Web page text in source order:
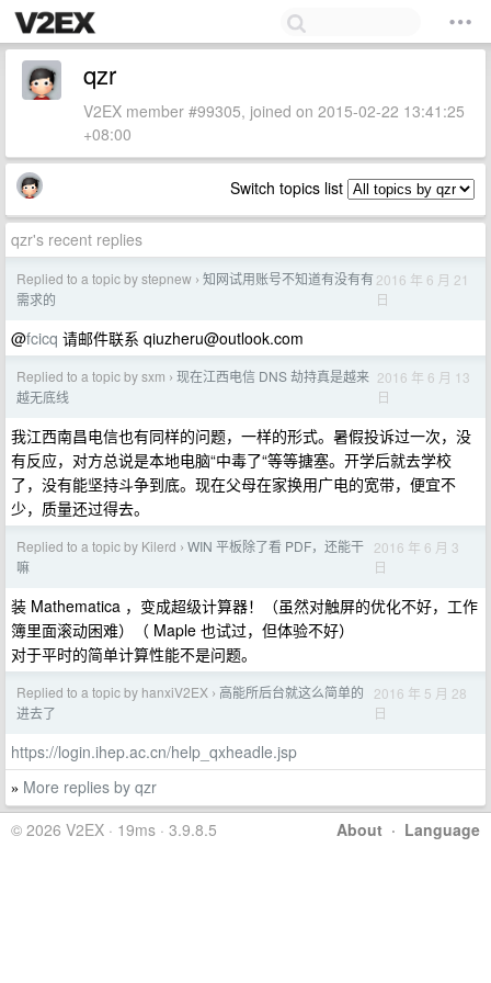
qzr
V2EX member #99305, joined on 2015-02-22 13:41:25
+08:00
Switch topics list
qzr's recent replies
Replied to a topic by stepnew › 知网试用账号不知道有没有有
需求的
2016 年 6 月 21
日
@fcicq 请邮件联系 qiuzheru@outlook.com
Replied to a topic by sxm › 现在江西电信 DNS 劫持真是越来
越无底线
2016 年 6 月 13
日
我江西南昌电信也有同样的问题，一样的形式。暑假投诉过一次，没
有反应，对方总说是本地电脑“中毒了“等等搪塞。开学后就去学校
了，没有能坚持斗争到底。现在父母在家换用广电的宽带，便宜不
少，质量还过得去。
Replied to a topic by Kilerd › WIN 平板除了看 PDF，还能干
嘛
2016 年 6 月 3
日
装 Mathematica ，变成超级计算器！（虽然对触屏的优化不好，工作
簿里面滚动困难）（ Maple 也试过，但体验不好）
对于平时的简单计算性能不是问题。
Replied to a topic by hanxiV2EX › 高能所后台就这么简单的
进去了
2016 年 5 月 28
日
https://login.ihep.ac.cn/help_qxheadle.jsp
» More replies by qzr
About · Language
© 2026 V2EX · 19ms · 3.9.8.5